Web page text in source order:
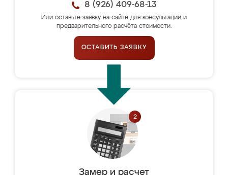
8 (926) 409-68-13
Или оставьте заявку на сайте для консультации и
предварительного расчёта стоимости.
ОСТАВИТЬ ЗАЯВКУ
Замер и расчет